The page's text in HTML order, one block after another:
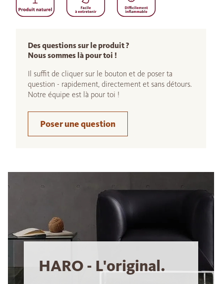
Des questions sur le produit ?
Nous sommes là pour toi !
Il suffit de cliquer sur le bouton et de poser ta
question - rapidement, directement et sans détours.
Notre équipe est là pour toi !
Poser une question
HARO - L'original.